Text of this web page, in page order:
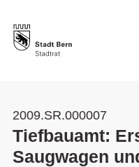
2009.SR.000007
Tiefbauamt:
Saugwagen